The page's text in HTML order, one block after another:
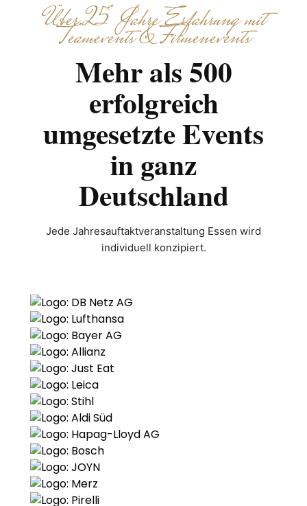
Über 25 Jahre Erfahrung mit
Teamevents & Firmenevents
Mehr als 500
erfolgreich
umgesetzte Events
in ganz
Deutschland
Jede Jahresauftaktveranstaltung Essen wird
individuell konzipiert.